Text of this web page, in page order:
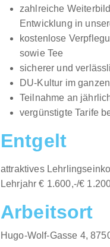
zahlreiche
Entwicklung in
kostenlose
sowie Tee
sicherer und
DU-Kultur im
Teilnahme an
vergünstigte Tarife
Entgelt
attraktives
Lehrjahr € 1.600,-/€
Arbeitsort
​Hugo-Wolf-Gasse 4,